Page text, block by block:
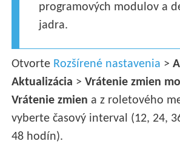
programových modulov a
jadra.
Otvorte Rozšírené nastavenia >
Aktualizácia >Vrátenie zmien
Vrátenie zmien a z roletového
vyberte časový interval (12, 24,
48 hodín).